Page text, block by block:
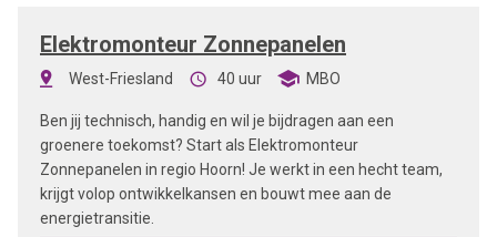
Elektromonteur Zonnepanelen
West-Friesland 40 uur MBO
Ben jij technisch, handig en wil je bijdragen aan een
groenere toekomst? Start als Elektromonteur
Zonnepanelen in regio Hoorn! Je werkt in een hecht team,
krijgt volop ontwikkelkansen en bouwt mee aan de
energietransitie.